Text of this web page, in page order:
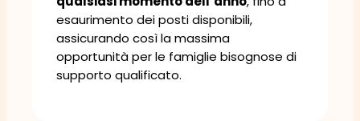
esaurimento dei posti disponibili,
assicurando così la massima
opportunità per le famiglie bisognose di
supporto qualificato.